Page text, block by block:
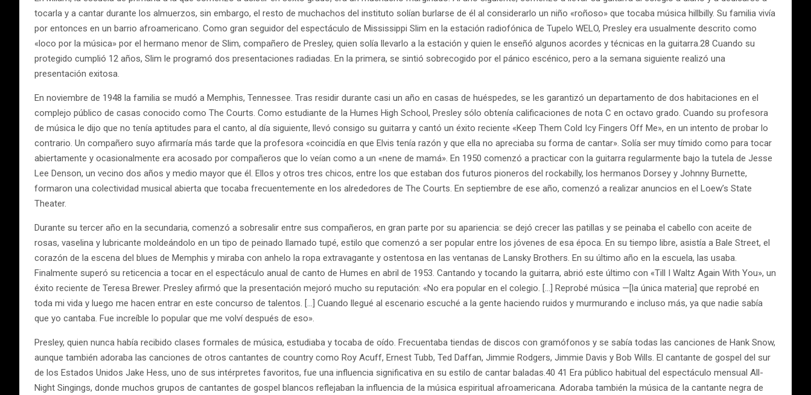
tocarla y a cantar durante los almuerzos, sin embargo, el resto de muchachos del instituto solían burlarse de él al considerarlo un niño «roñoso» que tocaba música hillbilly. Su familia vivía
por entonces en un barrio afroamericano. Como gran seguidor del espectáculo de Mississippi Slim en la estación radiofónica de Tupelo WELO, Presley era usualmente descrito como
«loco por la música» por el hermano menor de Slim, compañero de Presley, quien solía llevarlo a la estación y quien le enseñó algunos acordes y técnicas en la guitarra.28 Cuando su
protegido cumplió 12 años, Slim le programó dos presentaciones radiadas. En la primera, se sintió sobrecogido por el pánico escénico, pero a la semana siguiente realizó una
presentación exitosa.
En noviembre de 1948 la familia se mudó a Memphis, Tennessee. Tras residir durante casi un año en casas de huéspedes, se les garantizó un departamento de dos habitaciones en el
complejo público de casas conocido como The Courts. Como estudiante de la Humes High School, Presley sólo obtenía calificaciones de nota C en octavo grado. Cuando su profesora
de música le dijo que no tenía aptitudes para el canto, al día siguiente, llevó consigo su guitarra y cantó un éxito reciente «Keep Them Cold Icy Fingers Off Me», en un intento de probar lo
contrario. Un compañero suyo afirmaría más tarde que la profesora «coincidía en que Elvis tenía razón y que ella no apreciaba su forma de cantar». Solía ser muy tímido como para tocar
abiertamente y ocasionalmente era acosado por compañeros que lo veían como a un «nene de mamá». En 1950 comenzó a practicar con la guitarra regularmente bajo la tutela de Jesse
Lee Denson, un vecino dos años y medio mayor que él. Ellos y otros tres chicos, entre los que estaban dos futuros pioneros del rockabilly, los hermanos Dorsey y Johnny Burnette,
formaron una colectividad musical abierta que tocaba frecuentemente en los alrededores de The Courts. En septiembre de ese año, comenzó a realizar anuncios en el Loew’s State
Theater.
Durante su tercer año en la secundaria, comenzó a sobresalir entre sus compañeros, en gran parte por su apariencia: se dejó crecer las patillas y se peinaba el cabello con aceite de
rosas, vaselina y lubricante moldeándolo en un tipo de peinado llamado tupé, estilo que comenzó a ser popular entre los jóvenes de esa época. En su tiempo libre, asistía a Bale Street, el
corazón de la escena del blues de Memphis y miraba con anhelo la ropa extravagante y ostentosa en las ventanas de Lansky Brothers. En su último año en la escuela, las usaba.
Finalmente superó su reticencia a tocar en el espectáculo anual de canto de Humes en abril de 1953. Cantando y tocando la guitarra, abrió este último con «Till I Waltz Again With You», un
éxito reciente de Teresa Brewer. Presley afirmó que la presentación mejoró mucho su reputación: «No era popular en el colegio. […] Reprobé música —[la única materia] que reprobé en
toda mi vida y luego me hacen entrar en este concurso de talentos. […] Cuando llegué al escenario escuché a la gente haciendo ruidos y murmurando e incluso más, ya que nadie sabía
que yo cantaba. Fue increíble lo popular que me volví después de eso».
Presley, quien nunca había recibido clases formales de música, estudiaba y tocaba de oído. Frecuentaba tiendas de discos con gramófonos y se sabía todas las canciones de Hank Snow,
aunque también adoraba las canciones de otros cantantes de country como Roy Acuff, Ernest Tubb, Ted Daffan, Jimmie Rodgers, Jimmie Davis y Bob Wills. El cantante de gospel del sur
de los Estados Unidos Jake Hess, uno de sus intérpretes favoritos, fue una influencia significativa en su estilo de cantar baladas.40 41 Era público habitual del espectáculo mensual All-
Night Singings, donde muchos grupos de cantantes de gospel blancos reflejaban la influencia de la música espiritual afroamericana. Adoraba también la música de la cantante negra de